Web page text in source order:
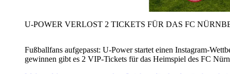
U‑POWER VERLOST 2 TICKETS FÜR DAS FC
Fußballfans aufgepasst: U‑Power startet einen Instagram-
gewinnen gibt es 2 VIP-Tickets für das Heimspiel des FC